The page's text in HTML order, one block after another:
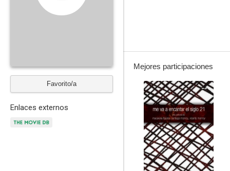
Favorito/a
Enlaces externos
Mejores participaciones
--